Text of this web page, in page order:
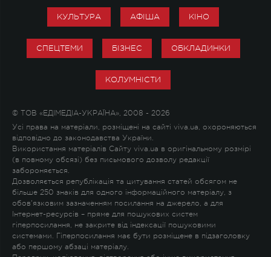
КУЛЬТУРА АФІША КІНО
СПЕЦТЕМИ БІЗНЕС ОБКЛАДИНКИ
КОЛУМНІСТИ
© ТОВ «ЕДІМЕДІА-УКРАЇНА», 2008 - 2026
Усі права на матеріали, розміщені на сайті viva.ua, охороняються
відповідно до законодавства України.
Використання матеріалів Сайту viva.ua в оригінальному розмірі
(в повному обсязі) без письмового дозволу редакції
забороняється.
Дозволяється републікація та цитування статей обсягом не
більше 250 знаків для одного інформаційного матеріалу, з
обов'язковим зазначенням посилання на джерело, а для
Інтернет-ресурсів – пряме для пошукових систем
гіперпосилання, не закрите від індексації пошуковими
системами. Гіперпосилання має бути розміщене в підзаголовку
або першому абзаці матеріалу.